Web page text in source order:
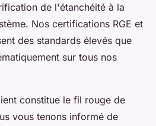
de l'étanchéité à la
Nos certifications RGE et
des standards élevés que
sur tous nos
constitue le fil rouge de
vous tenons informé de